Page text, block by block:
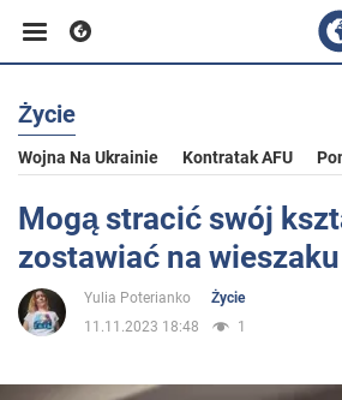
Biznes
Sport
Rozrywka
Życie
Wojna Na Ukrainie Kontratak AFU
Mogą stracić swój
zostawiać na wieszaku
Yulia Poterianko
Życie
11.11.2023 18:48
1